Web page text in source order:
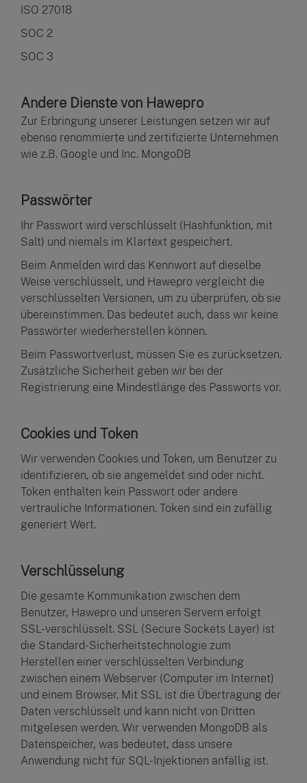
ISO 27018
SOC 2
SOC 3
Andere Dienste von Hawepro
Zur Erbringung unserer Leistungen setzen wir auf
ebenso renommierte und zertifizierte Unternehmen
wie z.B. Google und Inc. MongoDB
Passwörter
Ihr Passwort wird verschlüsselt (Hashfunktion, mit
Salt) und niemals im Klartext gespeichert.
Beim Anmelden wird das Kennwort auf dieselbe
Weise verschlüsselt, und Hawepro vergleicht die
verschlüsselten Versionen, um zu überprüfen, ob sie
übereinstimmen. Das bedeutet auch, dass wir keine
Passwörter wiederherstellen können.
Beim Passwortverlust, müssen Sie es zurücksetzen.
Zusätzliche Sicherheit geben wir bei der
Registrierung eine Mindestlänge des Passworts vor.
Cookies und Token
Wir verwenden Cookies und Token, um Benutzer zu
identifizieren, ob sie angemeldet sind oder nicht.
Token enthalten kein Passwort oder andere
vertrauliche Informationen. Token sind ein zufällig
generiert Wert.
Verschlüsselung
Die gesamte Kommunikation zwischen dem
Benutzer, Hawepro und unseren Servern erfolgt
SSL-verschlüsselt. SSL (Secure Sockets Layer) ist
die Standard-Sicherheitstechnologie zum
Herstellen einer verschlüsselten Verbindung
zwischen einem Webserver (Computer im Internet)
und einem Browser. Mit SSL ist die Übertragung der
Daten verschlüsselt und kann nicht von Dritten
mitgelesen werden. Wir verwenden MongoDB als
Datenspeicher, was bedeutet, dass unsere
Anwendung nicht für SQL-Injektionen anfällig ist.